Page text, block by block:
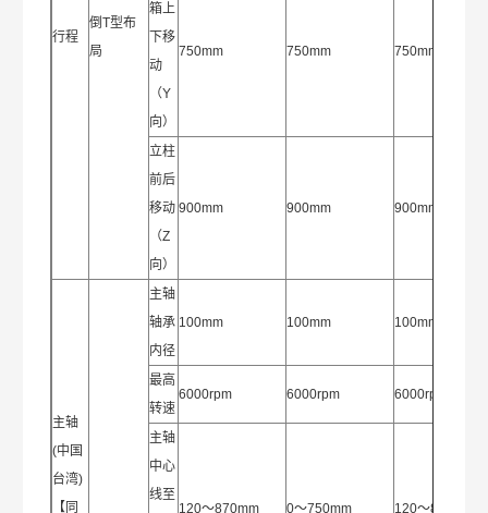
行程
倒T型布
局
箱上
下移
动
（Y
向）
750mm 750mm 750mm
立柱
前后
移动
（Z
向）
900mm 900mm 900mm
主轴
(中国
台湾)
【同
主轴
轴承
内径
100mm 100mm 100mm
最高
转速
6000rpm 6000rpm 6000rpm
主轴
中心
线至
120～870mm
0～750mm 120～870mm